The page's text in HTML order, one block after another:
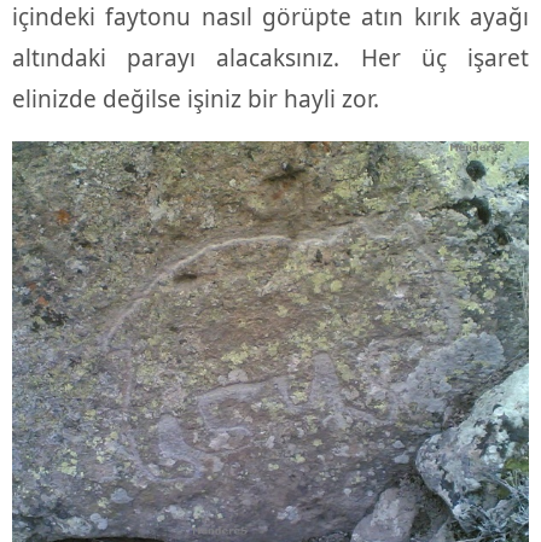
içindeki faytonu nasıl görüpte atın kırık ayağı
altındaki parayı alacaksınız. Her üç işaret
elinizde değilse işiniz bir hayli zor.